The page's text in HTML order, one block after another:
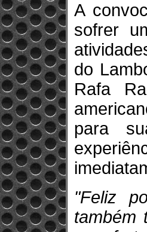
A
sofrer
do
Rafa
para
"Feliz
também